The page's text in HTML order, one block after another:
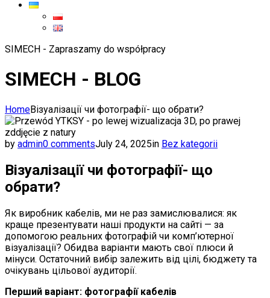
SIMECH - Zapraszamy do współpracy
SIMECH - BLOG
HomeВізуалізації чи фотографії- що обрати?
by admin0 commentsJuly 24, 2025in Bez kategorii
Візуалізації чи фотографії- що
обрати?
Як виробник кабелів, ми не раз замислювалися: як
краще презентувати наші продукти на сайті — за
допомогою реальних фотографій чи комп’ютерної
візуалізації? Обидва варіанти мають свої плюси й
мінуси. Остаточний вибір залежить від цілі, бюджету та
очікувань цільової аудиторії.
Перший варіант: фотографії кабелів